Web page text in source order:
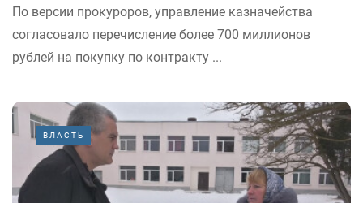
По версии прокуроров, управление казначейства
согласовало перечисление более 700 миллионов
рублей на покупку по контракту ...
ВЛАСТЬ